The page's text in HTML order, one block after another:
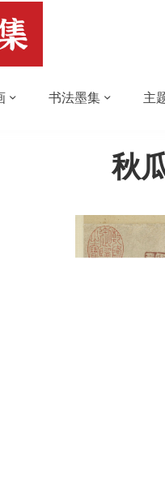
书法墨集 主
秋